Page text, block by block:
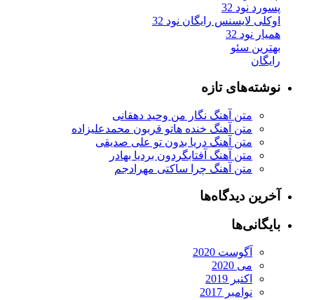
نود 32
لایسنس رایگان نود 32
نود 32
سئو
تازه
متن آهنگ نگار من وحید دهقانی
متن آهنگ خنده هاتو قربون محمدعلیزاده
متن آهنگ دریا بدون تو علی صدیقی
متن آهنگ آفتابگردون بردیا بهادر
متن آهنگ چرا ساکتی مهرادجم
دیدگاه‌ها
آگوست 2020